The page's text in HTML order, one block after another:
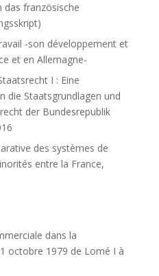
das französische
-son développement et
et en Allemagne-
I : Eine
die Staatsgrundlagen und
der Bundesrepublik
des systèmes de
entre la France,
dans la
octobre 1979 de Lomé I à